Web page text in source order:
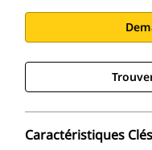
Caractéristiques Clés